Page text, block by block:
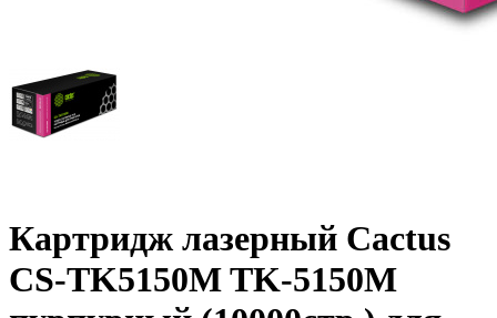
Картридж лазерный Cactus
CS-TK5150M TK-5150M